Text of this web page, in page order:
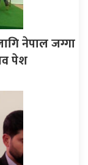
नेपाल जग्गा
पेश